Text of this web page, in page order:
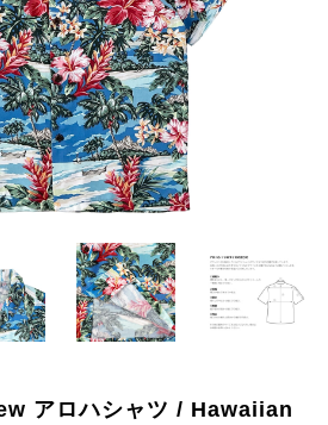
アロハシャツ / Hawaiian